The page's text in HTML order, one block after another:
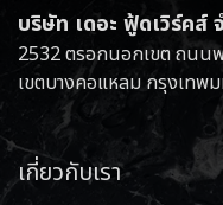
บริษัท เดอะ ฟู้ดเวิร์คส์
2532 ตรอกนอกเขต ถนนพ
เขตบางคอแหลม กรุงเทพ
เกี่ยวกับเรา